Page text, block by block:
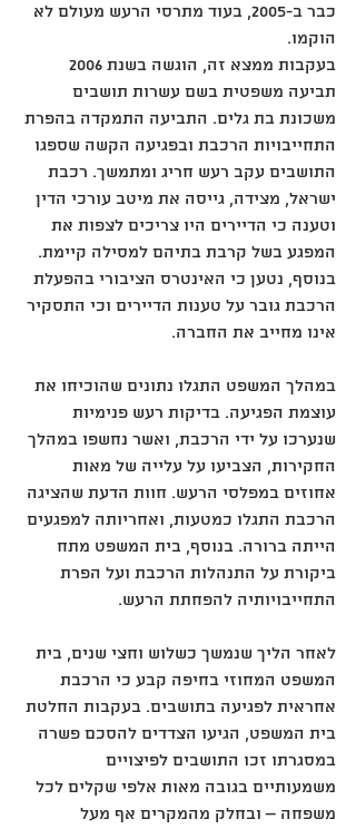
כבר ב-2005, בעוד מתרסי הרעש מעולם לא
הוקמו.
תביעה משפטית בשם עשרות תושבים
משכונת בת גלים. התביעה התמקדה בהפרת
התחייבויות הרכבת ובפגיעה הקשה שספגו
התושבים עקב רעש חריג ומתמשך. רכבת
ישראל, מצידה, גייסה את מיטב עורכי הדין
וטענה כי הדיירים היו צריכים לצפות את
המפגע בשל קרבת בתיהם למסילה קיימת.
בנוסף, נטען כי האינטרס הציבורי בהפעלת
הרכבת גובר על טענות הדיירים וכי התסקיר
אינו מחייב את החברה.
במהלך המשפט התגלו נתונים שהוכיחו את
עוצמת הפגיעה. בדיקות רעש פנימיות
שנערכו על ידי הרכבת, ואשר נחשפו במהלך
החקירות, הצביעו על עלייה של מאות
אחוזים במפלסי הרעש. חוות הדעת שהציגה
הרכבת התגלו כמטעות, ואחריותה למפגעים
הייתה ברורה. בנוסף, בית המשפט מתח
ביקורת על התנהלות הרכבת ועל הפרת
התחייבויותיה להפחתת הרעש.
לאחר הליך שנמשך כשלוש וחצי שנים, בית
המשפט המחוזי בחיפה קבע כי הרכבת
אחראית לפגיעה בתושבים. בעקבות החלטת
בית המשפט, הגיעו הצדדים להסכם פשרה
במסגרתו זכו התושבים לפיצויים
משמעותיים בגובה מאות אלפי שקלים לכל
משפחה – ובחלק מהמקרים אף מעל